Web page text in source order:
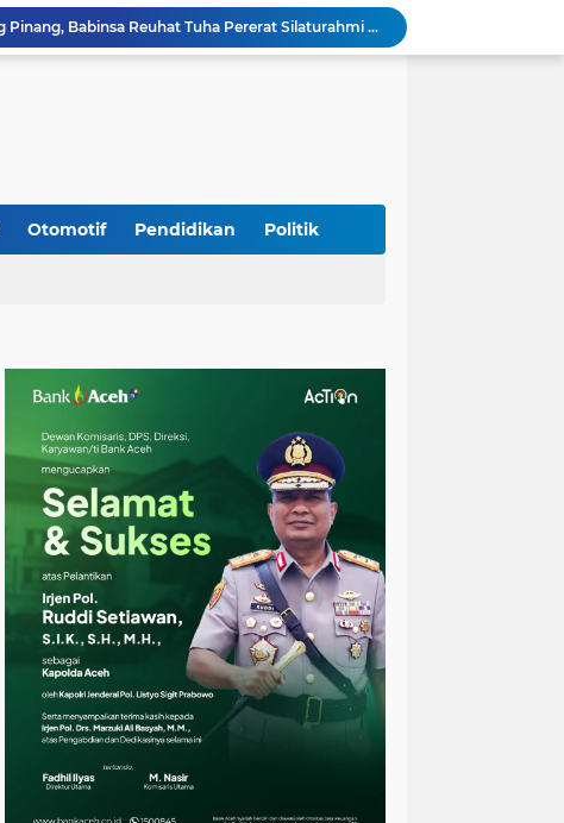
Jalin Keakraban dengan Warga, Babinsa Leung Ie Perkuat Komunikasi di Wilayah Binaan
Hadiri Persami di Buengcala, Danramil Kuta Baro Dorong Semangat Kebersamaan Generasi Muda
Progres Pembangunan Capai 51 Persen, TNI dan Warga Kebutan Pengecoran Lantai Jembatan di Bunga Melur
Otomotif Pendidikan Politik